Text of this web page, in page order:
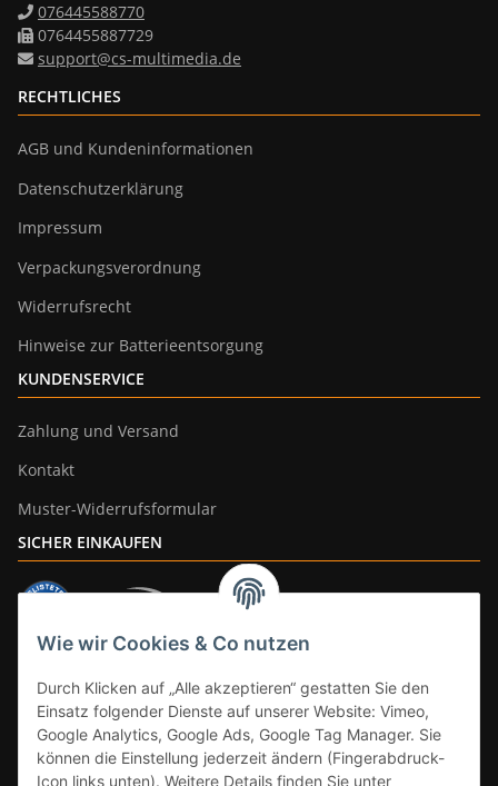
Wie wir Cookies & Co nutzen
Durch Klicken auf „Alle akzeptieren“ gestatten Sie den
Einsatz folgender Dienste auf unserer Website: Vimeo,
Google Analytics, Google Ads, Google Tag Manager. Sie
können die Einstellung jederzeit ändern (Fingerabdruck-
Icon links unten). Weitere Details finden Sie unter
076445588770
0764455887729
support@cs-multimedia.de
RECHTLICHES
AGB und Kundeninformationen
Datenschutzerklärung
Impressum
Verpackungsverordnung
Widerrufsrecht
Hinweise zur Batterieentsorgung
KUNDENSERVICE
Zahlung und Versand
Kontakt
Muster-Widerrufsformular
SICHER EINKAUFEN